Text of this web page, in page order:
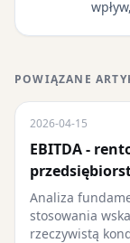
POWIĄZANE
2026-04-15
EBITDA -
Analiza
stosowania
rzeczywistą